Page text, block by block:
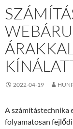
2022-04-19
A számítástechnika
folyamatosan